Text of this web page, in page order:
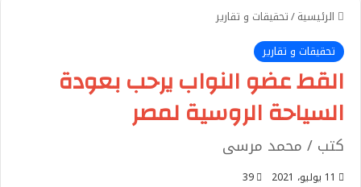
الرئيسية/تحقيقات و تقارير
تحقيقات و تقارير
القط عضو النواب يرحب بعودة
السياحة الروسية لمصر
كتب / محمد مرسى
11 يوليو، 2021 39